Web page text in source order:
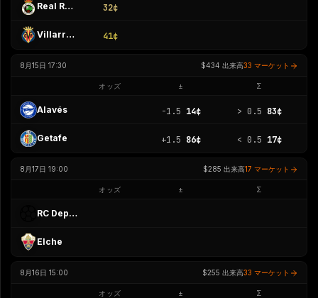
Real Racing Club 32¢
Villarreal 41¢
8月15日 17:30 $434 出来高33 マーケット
オッズ ± Σ
Alavés -1.5 14¢ > 0.5 83¢
Getafe +1.5 86¢ < 0.5 17¢
8月17日 19:00 $285 出来高17 マーケット
オッズ ± Σ
RC Deportivo A Coruña
Elche
8月16日 15:00 $255 出来高33 マーケット
オッズ ± Σ